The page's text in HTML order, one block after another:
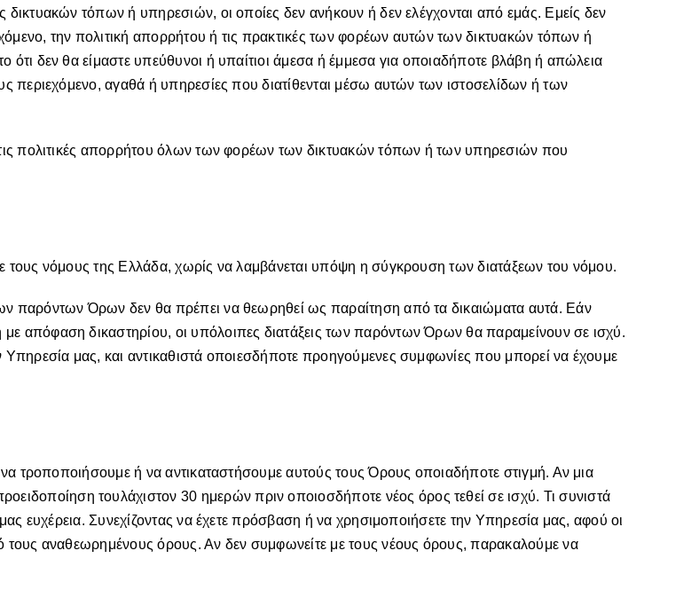
δικτυακών τόπων ή υπηρεσιών, οι οποίες δεν ανήκουν ή δεν ελέγχονται από εμάς. Εμείς δεν
την πολιτική απορρήτου ή τις πρακτικές των φορέων αυτών των δικτυακών τόπων ή
δεν θα είμαστε υπεύθυνοι ή υπαίτιοι άμεσα ή έμμεσα για οποιαδήποτε βλάβη ή απώλεια
περιεχόμενο, αγαθά ή υπηρεσίες που διατίθενται μέσω αυτών των ιστοσελίδων ή των
πολιτικές απορρήτου όλων των φορέων των δικτυακών τόπων ή των υπηρεσιών που
τους νόμους της Ελλάδα, χωρίς να λαμβάνεται υπόψη η σύγκρουση των διατάξεων του νόμου.
παρόντων Όρων δεν θα πρέπει να θεωρηθεί ως παραίτηση από τα δικαιώματα αυτά. Εάν
απόφαση δικαστηρίου, οι υπόλοιπες διατάξεις των παρόντων Όρων θα παραμείνουν σε ισχύ.
μας, και αντικαθιστά οποιεσδήποτε προηγούμενες συμφωνίες που μπορεί να έχουμε
τροποποιήσουμε ή να αντικαταστήσουμε αυτούς τους Όρους οποιαδήποτε στιγμή. Αν μια
τουλάχιστον 30 ημερών πριν οποιοσδήποτε νέος όρος τεθεί σε ισχύ. Τι συνιστά
ευχέρεια. Συνεχίζοντας να έχετε πρόσβαση ή να χρησιμοποιήσετε την Υπηρεσία μας, αφού οι
τους αναθεωρημένους όρους. Αν δεν συμφωνείτε με τους νέους όρους, παρακαλούμε να